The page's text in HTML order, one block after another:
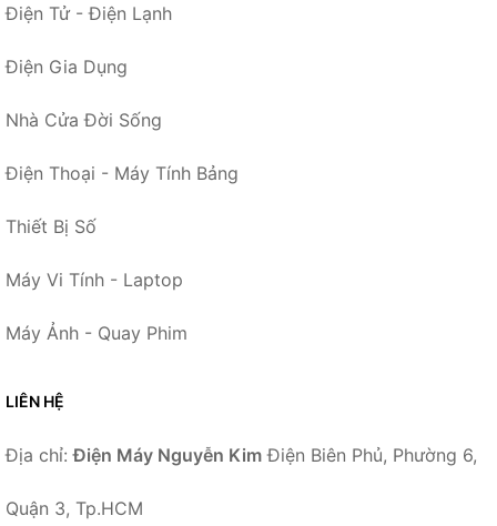
Điện Tử - Điện Lạnh
Điện Gia Dụng
Nhà Cửa Đời Sống
Điện Thoại - Máy Tính Bảng
Thiết Bị Số
Máy Vi Tính - Laptop
Máy Ảnh - Quay Phim
LIÊN HỆ
Địa chỉ:Điện Máy Nguyễn Kim Điện Biên Phủ, Phường 6,
Quận 3, Tp.HCM